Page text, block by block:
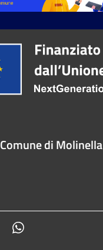
Comune di Molinella
Youtube